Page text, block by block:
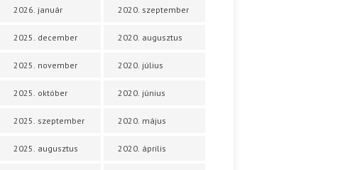
2026. január
2025. december
2025. november
2025. október
2025. szeptember
2025. augusztus
2020. szeptember
2020. augusztus
2020. július
2020. június
2020. május
2020. április